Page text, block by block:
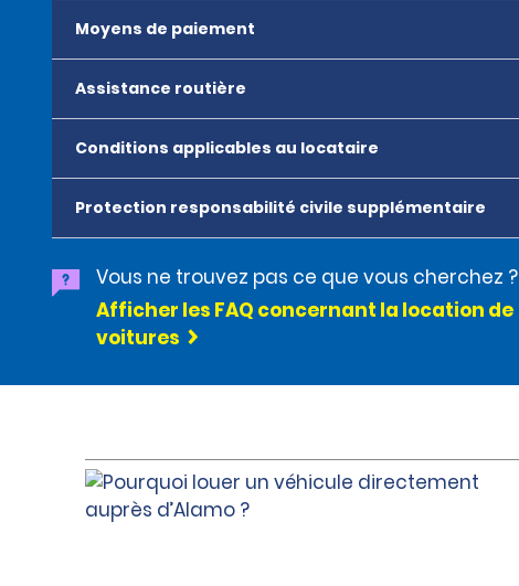
Moyens de paiement
Assistance routière
Conditions applicables au locataire
Protection responsabilité civile supplémentaire
Vous ne trouvez pas ce que vous cherchez ?
Afficher les FAQ concernant la location de
voitures